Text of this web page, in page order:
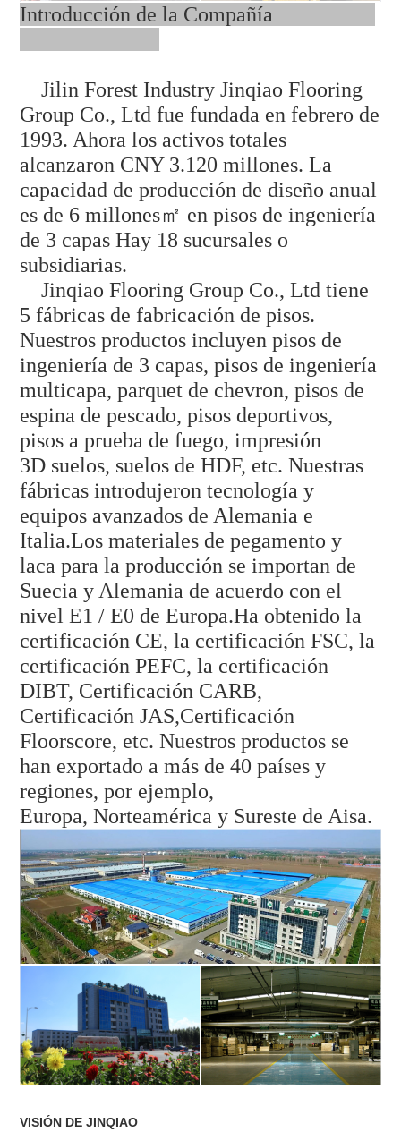
Introducción de la Compañía
Jilin Forest Industry Jinqiao Flooring
Group Co., Ltd fue fundada en febrero de
1993. Ahora los activos totales
alcanzaron CNY 3.120 millones. La
capacidad de producción de diseño anual
es de 6 millones㎡ en pisos de ingeniería
de 3 capas Hay 18 sucursales o
subsidiarias.
Jinqiao Flooring Group Co., Ltd tiene
5 fábricas de fabricación de pisos.
Nuestros productos incluyen pisos de
ingeniería de 3 capas, pisos de ingeniería
multicapa, parquet de chevron, pisos de
espina de pescado, pisos deportivos,
pisos a prueba de fuego, impresión
3D suelos, suelos de HDF, etc. Nuestras
fábricas introdujeron tecnología y
equipos avanzados de Alemania e
Italia.Los materiales de pegamento y
laca para la producción se importan de
Suecia y Alemania de acuerdo con el
nivel E1 / E0 de Europa.Ha obtenido la
certificación CE, la certificación FSC, la
certificación PEFC, la certificación
DIBT, Certificación CARB,
Certificación JAS,Certificación
Floorscore, etc. Nuestros productos se
han exportado a más de 40 países y
regiones, por ejemplo,
Europa, Norteamérica y Sureste de Aisa.
VISIÓN DE JINQIAO